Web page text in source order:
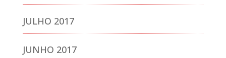
JULHO 2017
JUNHO 2017